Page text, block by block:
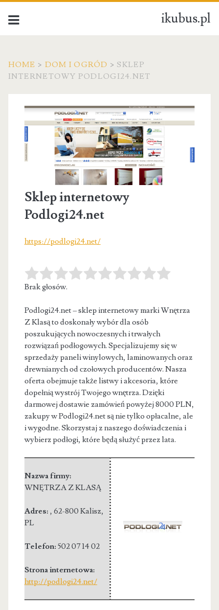
ikubus.pl
HOME > DOM I OGRÓD >SKLEP
INTERNETOWY PODLOGI24.NET
Sklep internetowy
Podlogi24.net
https://podlogi24.net/
Brak głosów.
Podlogi24.net – sklep internetowy marki Wnętrza
Z Klasą to doskonały wybór dla osób
poszukujących nowoczesnych i trwałych
rozwiązań podłogowych. Specjalizujemysię w
sprzedaży paneli winylowych, laminowanych oraz
drewnianych od czołowych producentów. Nasza
oferta obejmuje także listwy i akcesoria, które
dopełnią wystrój Twojego wnętrza. Dzięki
darmowej dostawie zamówień powyżej 8000 PLN,
zakupy w Podlogi24.net są nie tylko opłacalne, ale
i wygodne. Skorzystaj z naszego doświadczenia i
wybierz podłogi, które będą służyć przez lata.
Nazwa firmy:
WNĘTRZA Z KLASĄ
Adres: , 62-800 Kalisz,
PL
Telefon: 502 07 14 02
Strona internetowa:
http://podlogi24.net/